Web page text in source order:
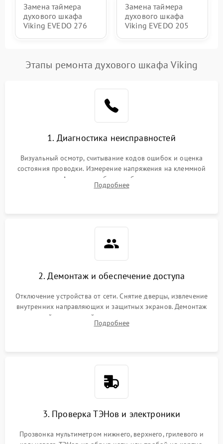
Замена таймера
духового шкафа
Viking EVEDO 276
Замена таймера
духового шкафа
Viking EVEDO 205
Этапы ремонта духового шкафа Viking
1. Диагностика неисправностей
Визуальный осмотр, считывание кодов ошибок и оценка
состояния проводки. Измерение напряжения на клеммной
колодке. Анализ жалоб на проблемы с нагревом,
конвекцией, панелью управления или блокировкой дверцы.
Подробнее
2. Демонтаж и обеспечение доступа
Отключение устройства от сети. Снятие дверцы, извлечение
внутренних направляющих и защитных экранов. Демонтаж
задней или верхней панели для прямого доступа к
нагревательным элементам, плате и вентиляторам.
Подробнее
3. Проверка ТЭНов и электроники
Прозвонка мультиметром нижнего, верхнего, грилевого и